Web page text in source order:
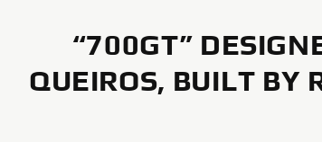
“700GT”
QUEIROS, BUILT BY